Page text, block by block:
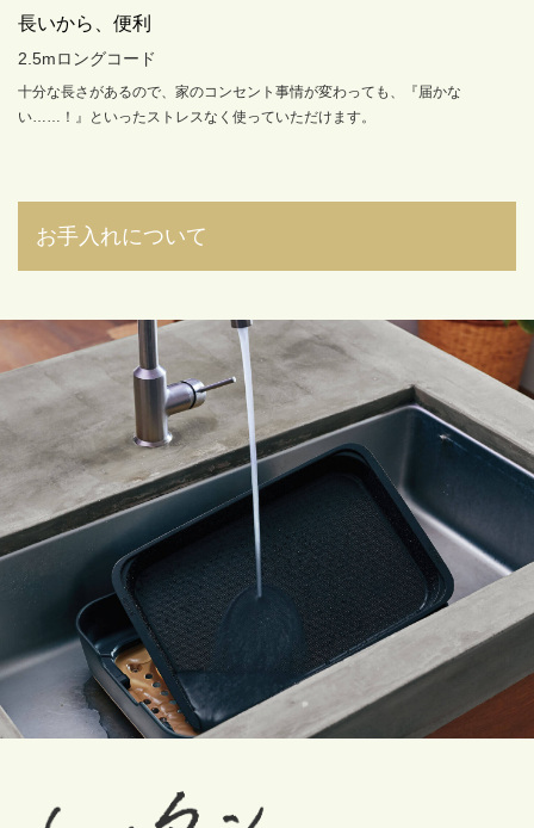
長いから、便利
2.5mロングコード
十分な長さがあるので、家のコンセント事情が変わっても、『届かな
い……！』といったストレスなく使っていただけます。
お手入れについて